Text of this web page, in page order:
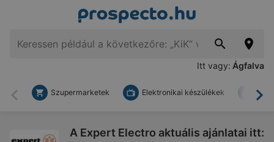
Itt vagy: Ágfalva
Vissza
Szupermarketek Elektronikai készülékek
A Expert Electro aktuális ajánlatai itt: